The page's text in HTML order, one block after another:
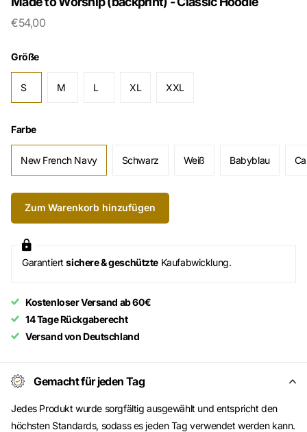
€54,00
Größe
S M L XL XXL
Farbe
New French Navy Schwarz Weiß Babyblau
Zum Warenkorb hinzufügen
Garantiertsichere & geschützte Kaufabwicklung.
Kostenloser Versand ab 60€
14 Tage Rückgaberecht
Versand von Deutschland
Gemacht für jeden Tag
Jedes Produkt wurde sorgfältig ausgewählt und entspricht den
höchsten Standards, sodass es jeden Tag verwendet werden kann.